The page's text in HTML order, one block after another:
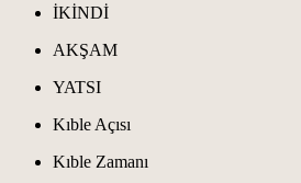
İKİNDİ
AKŞAM
YATSI
Kıble Açısı
Kıble Zamanı